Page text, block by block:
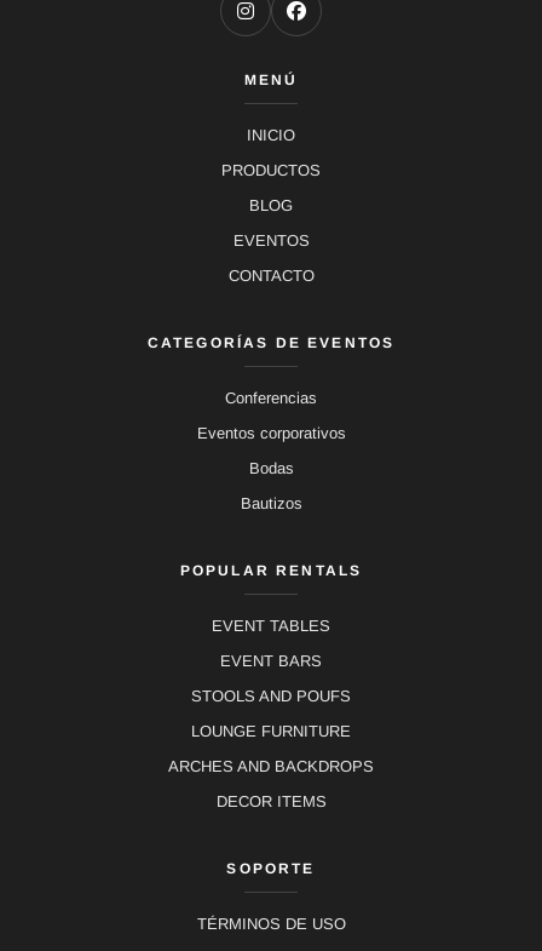
MENÚ
INICIO
PRODUCTOS
BLOG
EVENTOS
CONTACTO
CATEGORÍAS DE EVENTOS
Conferencias
Eventos corporativos
Bodas
Bautizos
POPULAR RENTALS
EVENT TABLES
EVENT BARS
STOOLS AND POUFS
LOUNGE FURNITURE
ARCHES AND BACKDROPS
DECOR ITEMS
SOPORTE
TÉRMINOS DE USO